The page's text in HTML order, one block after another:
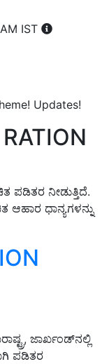
IST
Updates!
ಪಡಿತರ ನೀಡುತ್ತಿದೆ.
ಆಹಾರ ಧಾನ್ಯಗಳನ್ನು
ಜಾರ್ಖಂಡ್‌ನಲ್ಲಿ
ಪಡಿತರ